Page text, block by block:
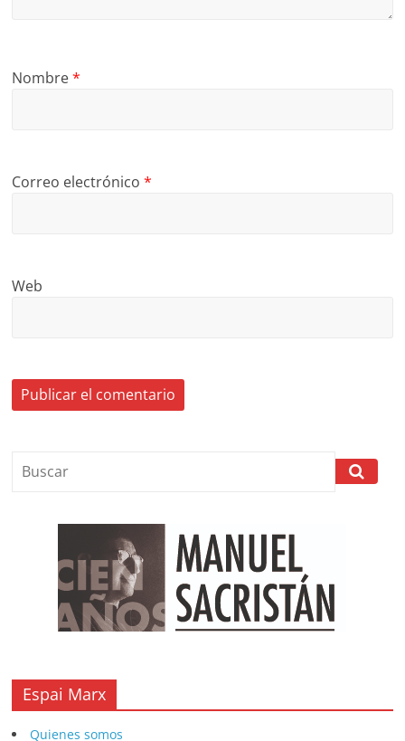
Nombre*
Correo electrónico*
Web
Espai Marx
Quienes somos